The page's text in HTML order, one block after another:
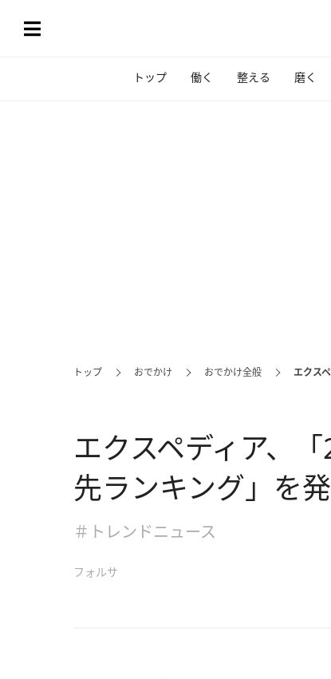
トップ 働く 整える 磨く
トップ おでかけ おでかけ全般 エクス
エクスペディア、
先ランキング」
＃トレンドニュース
フォルサ